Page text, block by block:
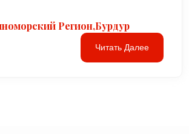
Регион,Бурдур
Читать Далее